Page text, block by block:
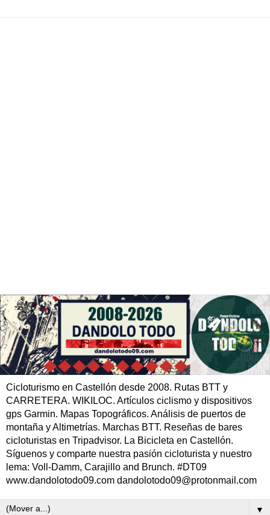
Cicloturismo en Castellón desde 2008. Rutas BTT y
CARRETERA. WIKILOC. Artículos ciclismo y dispositivos
gps Garmin. Mapas Topográficos. Análisis de puertos de
montaña y Altimetrías. Marchas BTT. Reseñas de bares
cicloturistas en Tripadvisor. La Bicicleta en Castellón.
Síguenos y comparte nuestra pasión cicloturista y nuestro
lema: Voll-Damm, Carajillo and Brunch. #DT09
www.dandolotodo09.com dandolotodo09@protonmail.com
▼